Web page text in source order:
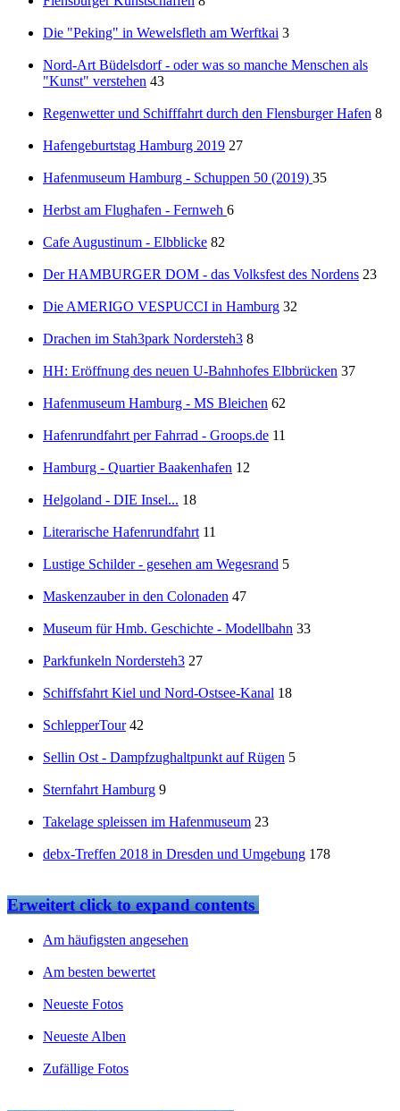
Die "Peking" in Wewelsfleth am Werftkai 3
Nord-Art Büdelsdorf - oder was so manche Menschen als
"Kunst" verstehen 43
Regenwetter und Schifffahrt durch den Flensburger Hafen 8
Hafengeburtstag Hamburg 2019 27
Hafenmuseum Hamburg - Schuppen 50 (2019) 35
Herbst am Flughafen - Fernweh 6
Cafe Augustinum - Elbblicke 82
Der HAMBURGER DOM - das Volksfest des Nordens 23
Die AMERIGO VESPUCCI in Hamburg 32
Drachen im Stah3park Nordersteh3 8
HH: Eröffnung des neuen U-Bahnhofes Elbbrücken 37
Hafenmuseum Hamburg - MS Bleichen 62
Hafenrundfahrt per Fahrrad - Groops.de 11
Hamburg - Quartier Baakenhafen 12
Helgoland - DIE Insel... 18
Literarische Hafenrundfahrt 11
Lustige Schilder - gesehen am Wegesrand 5
Maskenzauber in den Colonaden 47
Museum für Hmb. Geschichte - Modellbahn 33
Parkfunkeln Nordersteh3 27
Schiffsfahrt Kiel und Nord-Ostsee-Kanal 18
SchlepperTour 42
Sellin Ost - Dampfzughaltpunkt auf Rügen 5
Sternfahrt Hamburg 9
Takelage spleissen im Hafenmuseum 23
debx-Treffen 2018 in Dresden und Umgebung 178
Erweitertclick to expand contents
Am häufigsten angesehen
Am besten bewertet
Neueste Fotos
Neueste Alben
Zufällige Fotos